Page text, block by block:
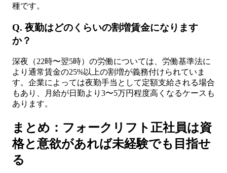
種です。
Q. 夜勤はどのくらいの割増賃金になります
か？
深夜（22時〜翌5時）の労働については、労働基準法に
より通常賃金の25%以上の割増が義務付けられていま
す。企業によっては夜勤手当として定額支給される場合
もあり、月給が日勤より3〜5万円程度高くなるケースも
あります。
まとめ：フォークリフト正社員は資
格と意欲があれば未経験でも目指せ
る